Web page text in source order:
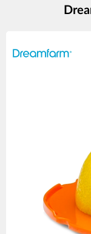
товаров